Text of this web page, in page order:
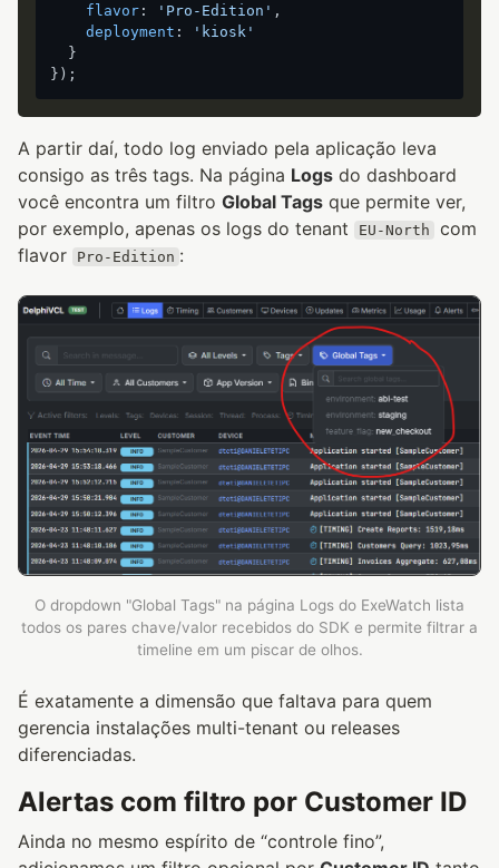
flavor: 'Pro-Edition' ,
deployment :
'kiosk'
A partir daí, todo log enviado pela aplicação leva
consigo as três tags. Na página Logs do dashboard
você encontra um filtro Global Tags que permite ver,
por exemplo, apenas os logs do tenant
EU-North
com
flavor
Pro-Edition :
O dropdown "Global Tags" na página Logs do ExeWatch lista
todos os pares chave/valor recebidos do SDK e permite filtrar a
timeline em um piscar de olhos.
É exatamente a dimensão que faltava para quem
gerencia instalações multi-tenant ou releases
diferenciadas.
Alertas com filtro por Customer ID
Ainda no mesmo espírito de “controle fino”,